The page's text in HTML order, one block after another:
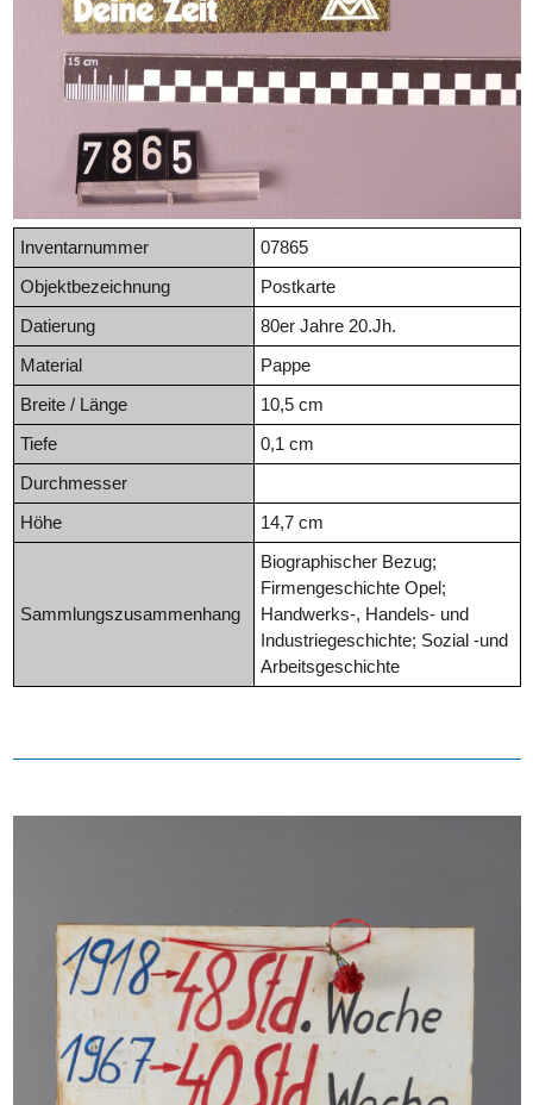
Inventarnummer 07865
Objektbezeichnung Postkarte
Datierung 80er Jahre 20.Jh.
Material Pappe
Breite / Länge 10,5 cm
Tiefe 0,1 cm
Durchmesser
Höhe 14,7 cm
Sammlungszusammenhang
Biographischer Bezug;
Firmengeschichte Opel;
Handwerks-, Handels- und
Industriegeschichte; Sozial -und
Arbeitsgeschichte